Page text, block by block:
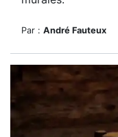
Par : André Fauteux